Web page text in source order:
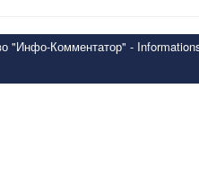
"Инфо-Комментатор" -